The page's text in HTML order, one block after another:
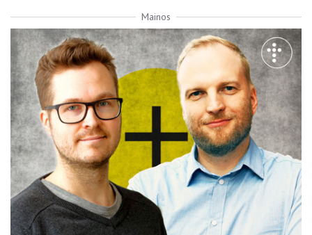
Mainos